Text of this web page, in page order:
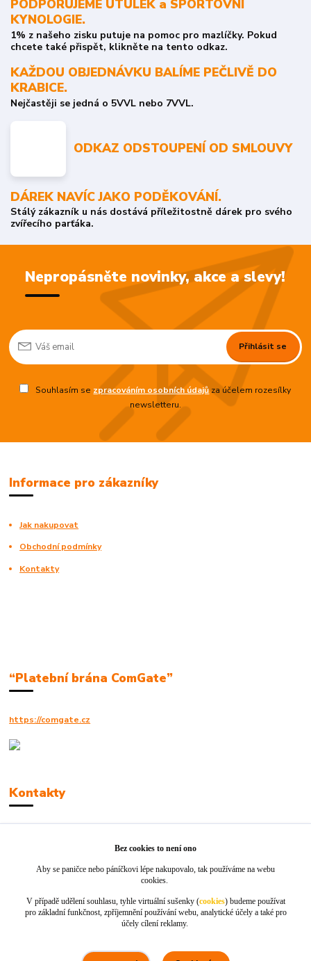
PODPORUJEME ÚTULEK a SPORTOVNÍ
KYNOLOGIE.
1% z našeho zisku putuje na pomoc pro mazlíčky. Pokud
chcete také přispět, klikněte na tento odkaz.
KAŽDOU OBJEDNÁVKU BALÍME PEČLIVĚ DO
KRABICE.
Nejčastěji se jedná o 5VVL nebo 7VVL.
ODKAZ ODSTOUPENÍ OD SMLOUVY
DÁREK NAVÍC JAKO PODĚKOVÁNÍ.
Stálý zákazník u nás dostává příležitostně dárek pro svého
zvířecího parťáka.
Nepropásněte novinky, akce a slevy!
Přihlásit se
Souhlasím se zpracováním osobních údajůza účelem rozesílky
newsletteru.
Informace pro zákazníky
Jak nakupovat
Obchodní podmínky
Kontakty
“Platební brána ComGate”
https://comgate.cz
Kontakty
info@jackie-shop.cz
Bez cookies to není ono
Aby se paničce nebo páníčkovi lépe nakupovalo, tak používáme na webu
cookies.
V případě udělení souhlasu, tyhle virtuální sušenky (cookies) budeme používat
pro základní funkčnost, zpříjemnění používání webu, analytické účely a také pro
účely cílení reklamy.